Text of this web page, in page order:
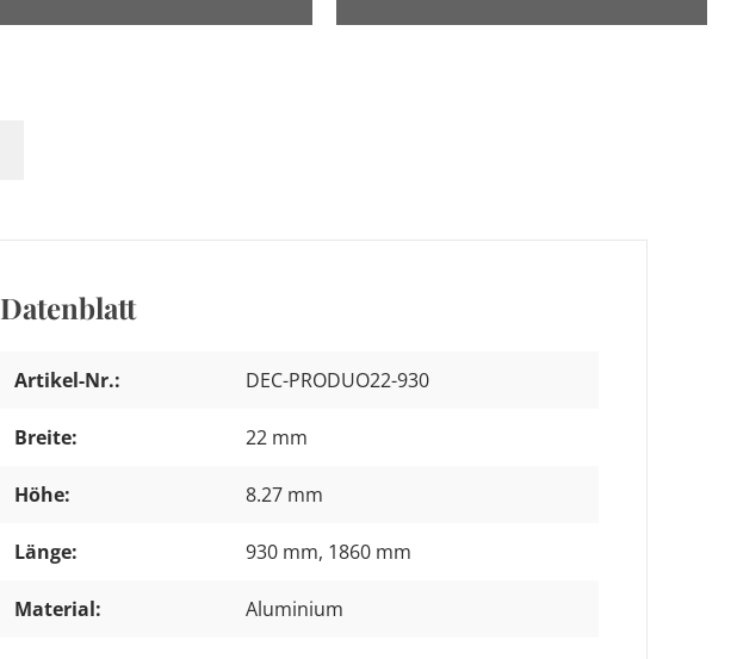
Datenblatt
Artikel-Nr.: DEC-PRODUO22-930
Breite: 22 mm
Höhe: 8.27 mm
Länge: 930 mm, 1860 mm
Material: Aluminium